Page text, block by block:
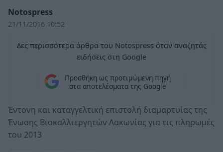
Notospress
21/11/2016 10:52
Δες περισσότερα άρθρα του Notospress όταν αναζητάς
ειδήσεις στη Google
Προσθήκη ως προτιμώμενη πηγή
στα αποτελέσματα της Google
Έντονη και καταγγελτική επιστολή διαμαρτυίας της
Ένωσης Βιοκαλλιεργητών Λακωνίας για τις πληρωμές
του 2013